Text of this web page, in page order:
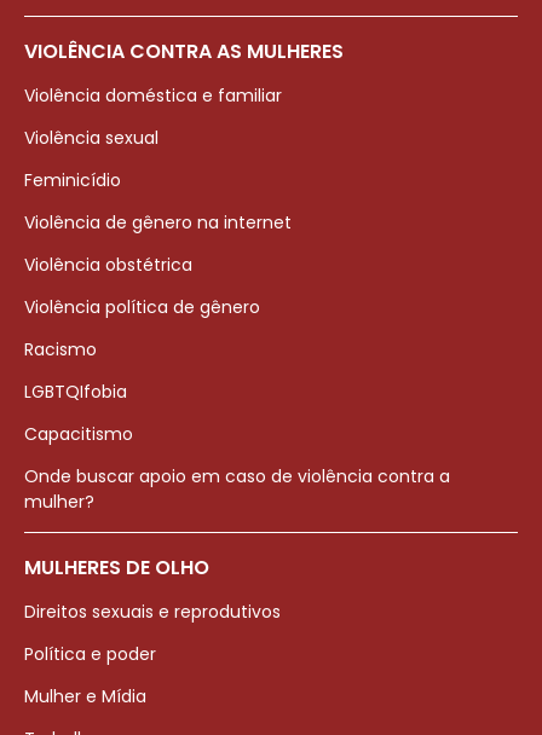
VIOLÊNCIA CONTRA AS MULHERES
Violência doméstica e familiar
Violência sexual
Feminicídio
Violência de gênero na internet
Violência obstétrica
Violência política de gênero
Racismo
LGBTQIfobia
Capacitismo
Onde buscar apoio em caso de violência contra a
mulher?
MULHERES DE OLHO
Direitos sexuais e reprodutivos
Política e poder
Mulher e Mídia